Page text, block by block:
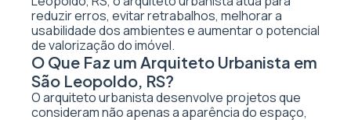
reduzir erros, evitar retrabalhos, melhorar a
usabilidade dos ambientes e aumentar o potencial
de valorização do imóvel.
O Que Faz um Arquiteto Urbanista em
São Leopoldo, RS?
O arquiteto urbanista desenvolve projetos que
consideram não apenas a aparência do espaço,